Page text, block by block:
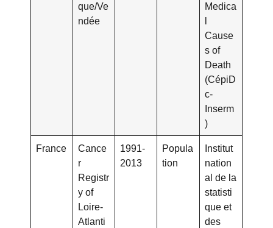
que/Ve
ndée
Medica
Cause
s of
Death
(CépiD
c-
Inserm
)
France
Cance
r
Registr
y of
Loire-
Atlanti
1991-
2013
Popula
tion
Institut
nation
al de la
statisti
que et
des